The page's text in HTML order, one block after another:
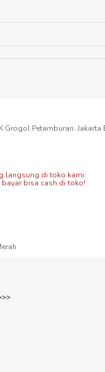
Grogol Petamburan. Jakarta
langsung di toko kami.
bisa cash di toko!